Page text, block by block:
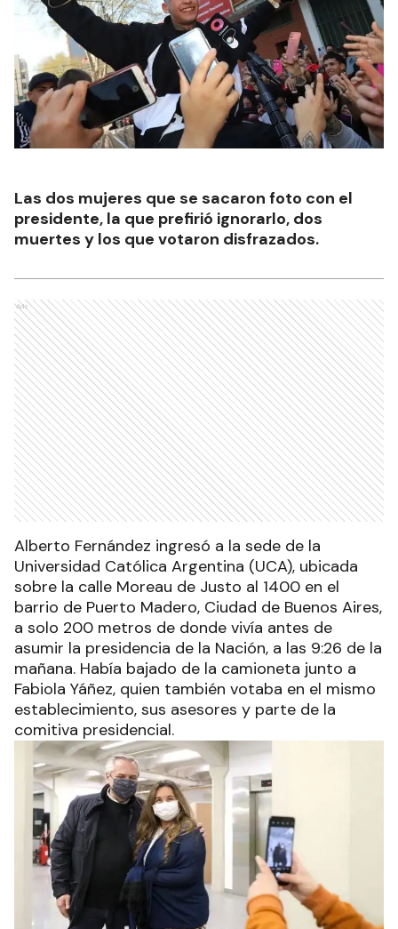
Las dos mujeres que se sacaron foto con el
presidente, la que prefirió ignorarlo, dos
muertes y los que votaron disfrazados.
Ads
Alberto Fernández ingresó a la sede de la
Universidad Católica Argentina (UCA), ubicada
sobre la calle Moreau de Justo al 1400 en el
barrio de Puerto Madero, Ciudad de Buenos Aires,
a solo 200 metros de donde vivía antes de
asumir la presidencia de la Nación, a las 9:26 de la
mañana. Había bajado de la camioneta junto a
Fabiola Yáñez, quien también votaba en el mismo
establecimiento, sus asesores y parte de la
comitiva presidencial.